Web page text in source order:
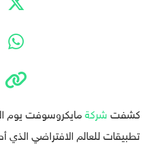
كشفتشركةمايكروسوفت يوم
تطبيقات للعالم الافتراضي